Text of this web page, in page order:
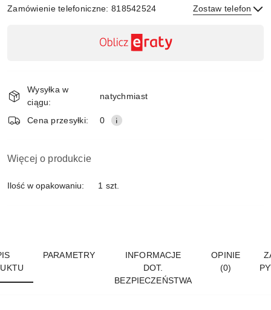
Zamówienie telefoniczne: 818542524 Zostaw telefon
dostawa
Wysyłka w
ciągu:
natychmiast
Cena przesyłki: 0
Więcej o produkcie
Ilość w opakowaniu: 1 szt.
PARAMETRY
INFORMACJE
DOT.
BEZPIECZEŃSTWA
OPINIE
(0)